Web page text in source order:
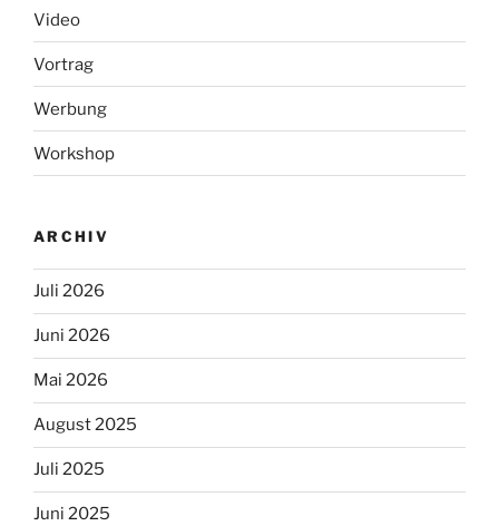
Video
Vortrag
Werbung
Workshop
ARCHIV
Juli 2026
Juni 2026
Mai 2026
August 2025
Juli 2025
Juni 2025